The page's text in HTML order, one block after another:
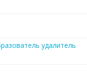
удалитель